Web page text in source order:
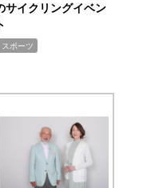
サイクリングイベン
スポーツ